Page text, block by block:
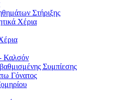
Στήριξης
Χέρια
- Καλσόν
Συμπίεσης
Γόνατος